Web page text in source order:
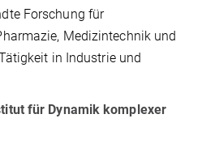
Forschung für
Medizintechnik und
in Industrie und
für Dynamik komplexer